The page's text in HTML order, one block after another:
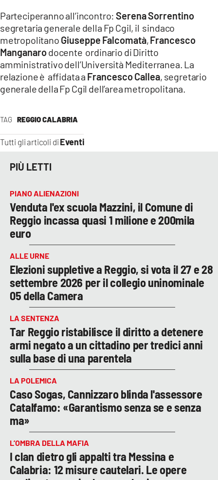
LACAPITALENEWS.IT
App
ANDROID
APPLE
TAG REGGIO CALABRIA
Tutti gli articoli di Eventi
Parteciperanno all’incontro:Serena Sorrentino
segretaria generale della Fp Cgil, il sindaco
metropolitano Giuseppe Falcomatà,Francesco
Manganarodocente ordinario di Diritto
amministrativo dell’Università Mediterranea. La
relazione è affidata a Francesco Callea, segretario
generale della Fp Cgil dell’area metropolitana.
PIÙ LETTI
PIANO ALIENAZIONI
Venduta l'ex scuola Mazzini, il Comune di
Reggio incassa quasi 1 milione e 200mila
euro
ALLE URNE
Elezioni suppletive a Reggio, si vota il 27 e 28
settembre 2026 per il collegio uninominale
05 della Camera
LA SENTENZA
Tar Reggio ristabilisce il diritto a detenere
armi negato a un cittadino per tredici anni
sulla base di una parentela
LA POLEMICA
Caso Sogas, Cannizzaro blinda l'assessore
Catalfamo: «Garantismo senza se e senza
ma»
L’OMBRA DELLA MAFIA
I clan dietro gli appalti tra Messina e
Calabria: 12 misure cautelari. Le opere